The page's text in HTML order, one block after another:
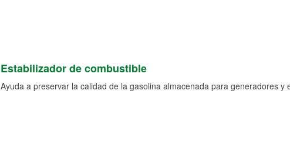
Estabilizador de combustible
Ayuda a preservar la calidad de la gasolina almacenada para generadores y